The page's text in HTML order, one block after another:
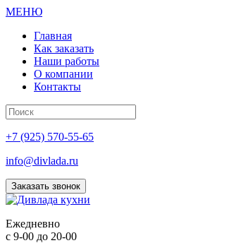
МЕНЮ
Главная
Как заказать
Наши работы
О компании
Контакты
+7 (925) 570-55-65
info@divlada.ru
Заказать звонок
Ежедневно
с 9-00 до 20-00